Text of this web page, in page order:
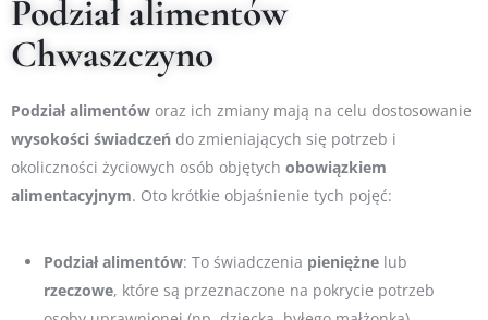
Podział alimentów
Chwaszczyno
Podział alimentów oraz ich zmiany mają na celu dostosowanie
wysokości świadczeń do zmieniających się potrzeb i
okoliczności życiowych osób objętych obowiązkiem
alimentacyjnym. Oto krótkie objaśnienie tych pojęć:
Podział alimentów: To świadczenia pieniężne lub
rzeczowe, które są przeznaczone na pokrycie potrzeb